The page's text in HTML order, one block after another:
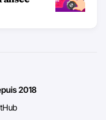
2018